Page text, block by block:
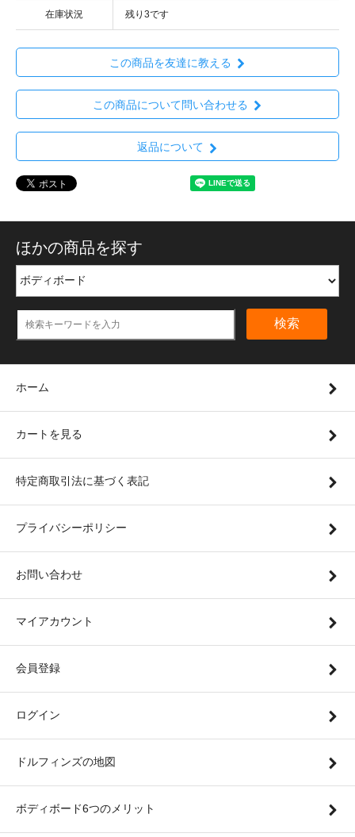
在庫状況 残り3です
この商品を友達に教える
この商品について問い合わせる
返品について
ほかの商品を探す
検索
ホーム
カートを見る
特定商取引法に基づく表記
プライバシーポリシー
お問い合わせ
マイアカウント
会員登録
ログイン
ドルフィンズの地図
ボディボード6つのメリット